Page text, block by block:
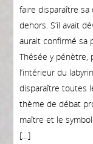
faire disparaître
dehors. S’il avait
aurait confirmé sa
Thésée y pénètre,
l’intérieur du
disparaître toutes
thème de débat
maître et le
[…]